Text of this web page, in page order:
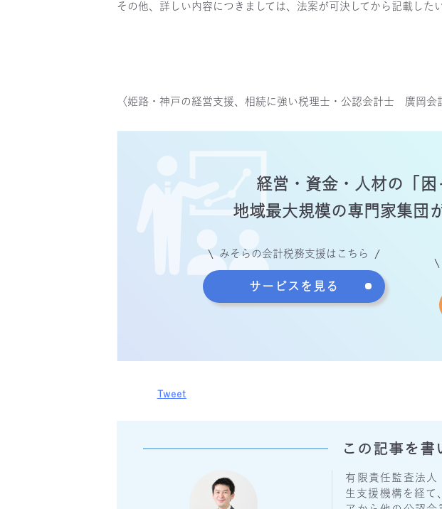
その他、詳しい内容につきましては、法案が可決してから記載した
〈姫路・神戸の経営支援、相続に強い税理士・公認会計士 廣岡
経営・資金・人材の
「
地域最大規模の専門家集団
みそらの会計税務支援はこちら
サービスを見る
Tweet
この記事を書
有限責任監査法
生支援機構を経て